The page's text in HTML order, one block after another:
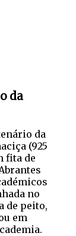
da
da
(925
fita de
no
de peito,
em